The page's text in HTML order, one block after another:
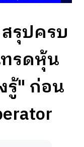
รุปครบ
รดหุ้น
รู้" ก่อน